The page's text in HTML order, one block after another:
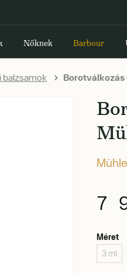
Nőknek Barbour
balzsamok Borotválkozás
Mühle
7
Méret
3 ml